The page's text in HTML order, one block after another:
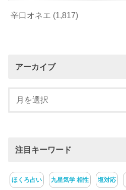
辛口オネエ (1,817)
アーカイブ
注目キーワード
ほくろ占い 九星気学 相性 塩対応